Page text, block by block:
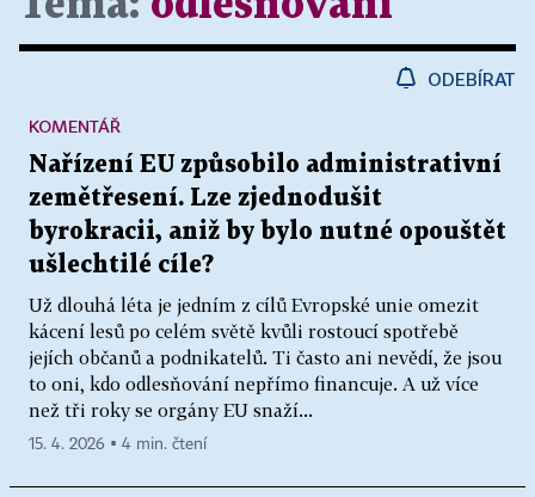
ODEBÍRAT
Nařízení EU způsobilo administrativní
zemětřesení. Lze zjednodušit
byrokracii, aniž by bylo nutné opouštět
ušlechtilé cíle?
Už dlouhá léta je jedním z cílů Evropské unie omezit
kácení lesů po celém světě kvůli rostoucí spotřebě
jejích občanů a podnikatelů. Ti často ani nevědí, že jsou
to oni, kdo odlesňování nepřímo financuje. A už více
než tři roky se orgány EU snaží...
KOMENTÁŘ
15. 4. 2026 ▪ 4 min. čtení